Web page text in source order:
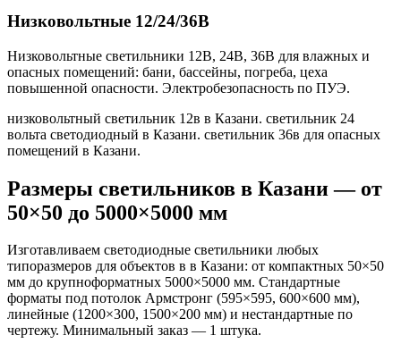
Низковольтные 12/24/36В
Низковольтные светильники 12В, 24В, 36В для влажных и
опасных помещений: бани, бассейны, погреба, цеха
повышенной опасности. Электробезопасность по ПУЭ.
низковольтный светильник 12в в Казани. светильник 24
вольта светодиодный в Казани. светильник 36в для опасных
помещений в Казани.
Размеры светильников в Казани— от
50×50 до 5000×5000 мм
Изготавливаем светодиодные светильники любых
типоразмеров для объектов в в Казани: от компактных 50×50
мм до крупноформатных 5000×5000 мм. Стандартные
форматы под потолок Армстронг (595×595, 600×600 мм),
линейные (1200×300, 1500×200 мм) и нестандартные по
чертежу. Минимальный заказ — 1 штука.